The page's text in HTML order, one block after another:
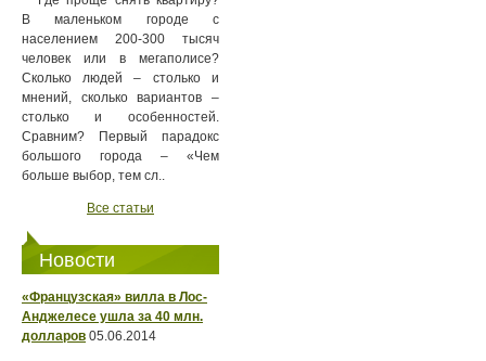
В маленьком городе с
населением 200-300 тысяч
человек или в мегаполисе?
Сколько людей – столько и
мнений, сколько вариантов –
столько и особенностей.
Сравним? Первый парадокс
большого города – «Чем
больше выбор, тем сл..
Все статьи
Новости
«Французская» вилла в Лос-
Анджелесе ушла за 40 млн.
долларов 05.06.2014